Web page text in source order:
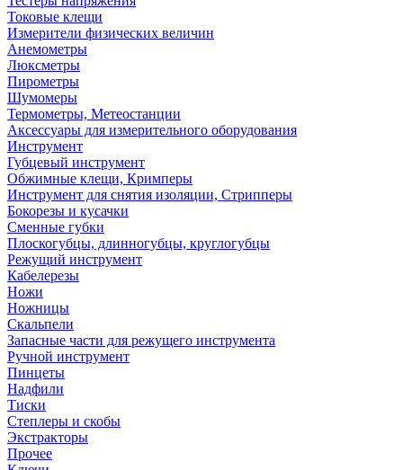
Токовые клещи
Измерители физических величин
Анемометры
Люксметры
Пирометры
Шумомеры
Термометры, Метеостанции
Аксессуары для измерительного оборудования
Инструмент
Губцевый инструмент
Обжимные клещи, Кримперы
Инструмент для снятия изоляции, Стрипперы
Бокорезы и кусачки
Сменные губки
Плоскогубцы, длинногубцы, круглогубцы
Режущий инструмент
Кабелерезы
Ножи
Ножницы
Скальпели
Запасные части для режущего инструмента
Ручной инструмент
Пинцеты
Надфили
Тиски
Степлеры и скобы
Экстракторы
Прочее